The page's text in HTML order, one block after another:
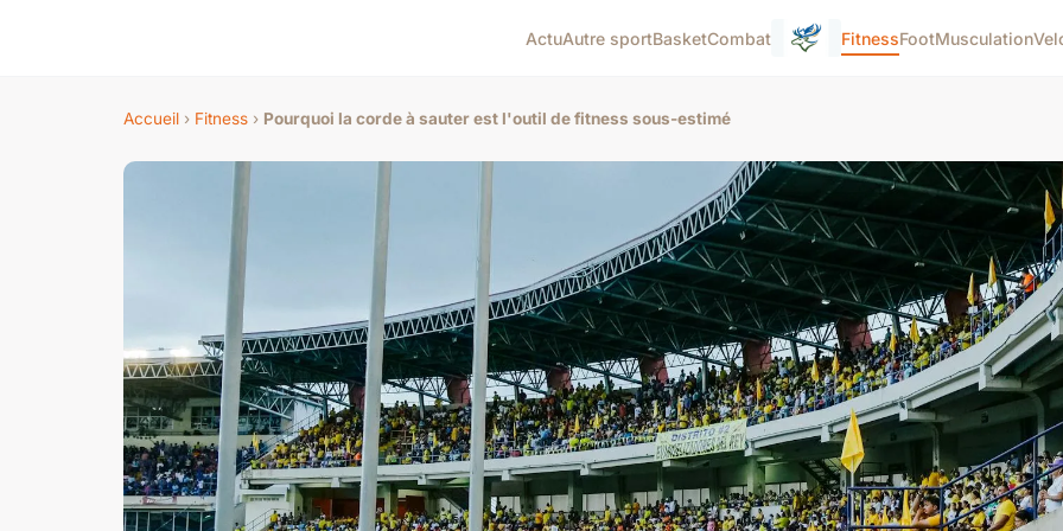
ActuAutre sportBasketCombat FitnessFootMusculation
Accueil › Fitness › Pourquoi la corde à sauter est l'outil de fitness sous-estimé